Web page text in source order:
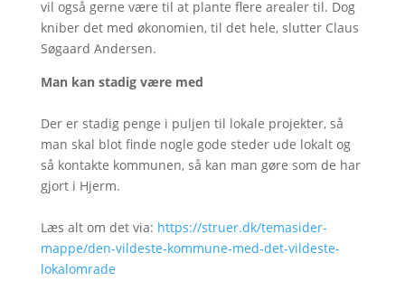
vil også gerne være til at plante flere arealer til. Dog
kniber det med økonomien, til det hele, slutter Claus
Søgaard Andersen.
Man kan stadig være med
Der er stadig penge i puljen til lokale projekter, så
man skal blot finde nogle gode steder ude lokalt og
så kontakte kommunen, så kan man gøre som de har
gjort i Hjerm.
Læs alt om det via: https://struer.dk/temasider-
mappe/den-vildeste-kommune-med-det-vildeste-
lokalomrade